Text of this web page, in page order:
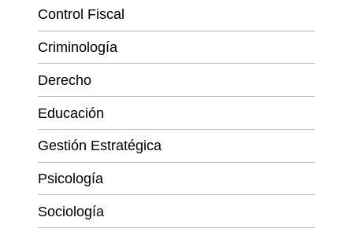
Control Fiscal
Criminología
Derecho
Educación
Gestión Estratégica
Psicología
Sociología